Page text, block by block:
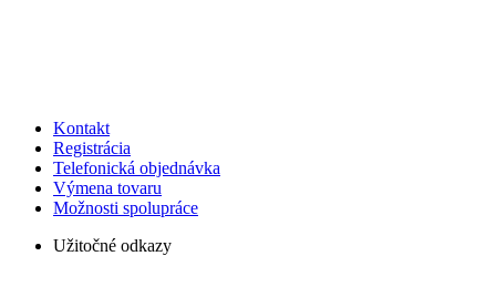
Kontakt
Registrácia
Telefonická objednávka
Výmena tovaru
Možnosti spolupráce
Užitočné odkazy